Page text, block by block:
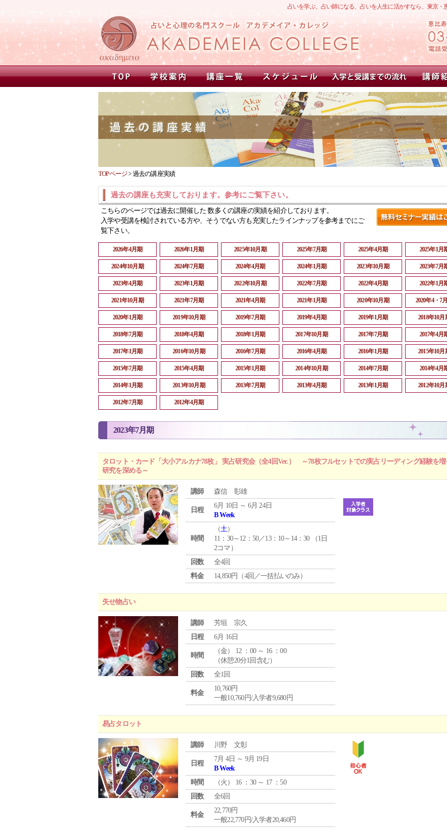
占いを学ぶ、占い師になる、占いを人生に活かすなら、東京
TOPページ>過去の講座実績
過去の講座も充実しております。参考にご覧下さい。
こちらのページでは過去に開催した 数多くの講座の実績を紹介しております。
入学や受講を検討されている方や、そうでない方も充実したラインナップを参考までにご
覧下さい。
2026年4月期 2026年1月期 2025年10月期 2025年7月期 2025年4月期 2025年1月
2024年10月期 2024年7月期 2024年4月期 2024年1月期 2023年10月期 2023年7月
2023年4月期 2023年1月期 2022年10月期 2022年7月期 2022年4月期 2022年1月
2021年10月期 2021年7月期 2021年4月期 2021年1月期 2020年10月期 2020年4・7
2020年1月期 2019年10月期 2019年7月期 2019年4月期 2019年1月期 2018年10月
2018年7月期 2018年4月期 2018年1月期 2017年10月期 2017年7月期 2017年4月
2017年1月期 2016年10月期 2016年7月期 2016年4月期 2016年1月期 2015年10月
2015年7月期 2015年4月期 2015年1月期 2014年10月期 2014年7月期 2014年4月
2014年1月期 2013年10月期 2013年7月期 2013年4月期 2013年1月期 2012年10月
2012年7月期 2012年4月期
2023年7月期
タロット・カード「大小アルカナ78枚」 実占研究会（全4回Ver.） ～78枚フルセットでの実占リーディング経験を
研究を深める～
講師 森信 彰雄
日程
6月 10日 ～ 6月 24日
B Week
時間
（土）
11：30～12：50／13：10～14：30 （1日
2コマ）
回数
全4回
料金
14,850円（4回／一括払いのみ）
失せ物占い
講師
芳垣 宗久
日程
6月 16日
時間
（金） 12 ：00 ～ 16 ：00
（休憩20分1回含む）
回数
全1回
料金
10,760円
一般10,760円/入学者9,680円
易占タロット
講師 川野 文彰
日程
7月 4日 ～ 9月 19日
B Week
時間
（火 ） 16 ：30 ～ 17 ：50
回数
全6回
料金
22,770円
一般22,770円/入学者20,460円